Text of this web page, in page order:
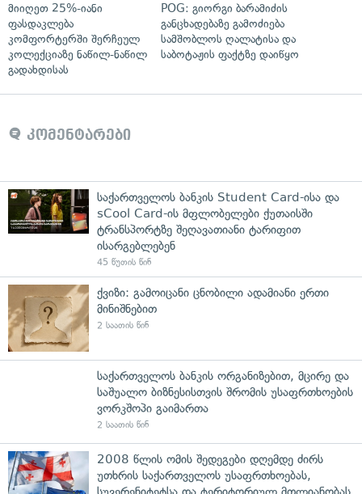
მიიღეთ 25%-იანი
ფასდაკლება
კომფორტერში შერჩეულ
კოლექციაზე ნაწილ-ნაწილ
გადახდისას
POG: გიორგი ბარამიძის
განცხადებაზე გამოძიება
სამშობლოს ღალატისა და
საბოტაჟის ფაქტზე დაიწყო
კომენტარები
საქართველოს ბანკის Student Card-ისა და
sCool Card-ის მფლობელები ქუთაისში
ტრანსპორტზე შეღავათიანი ტარიფით
ისარგებლებენ
45 წუთის წინ
ქვიზი: გამოიცანი ცნობილი ადამიანი ერთი
მინიშნებით
2 საათის წინ
საქართველოს ბანკის ორგანიზებით, მცირე და
საშუალო ბიზნესისთვის შრომის უსაფრთხოების
ვორკშოპი გაიმართა
2 საათის წინ
2008 წლის ომის შედეგები დღემდე ძირს
უთხრის საქართველოს უსაფრთხოებას,